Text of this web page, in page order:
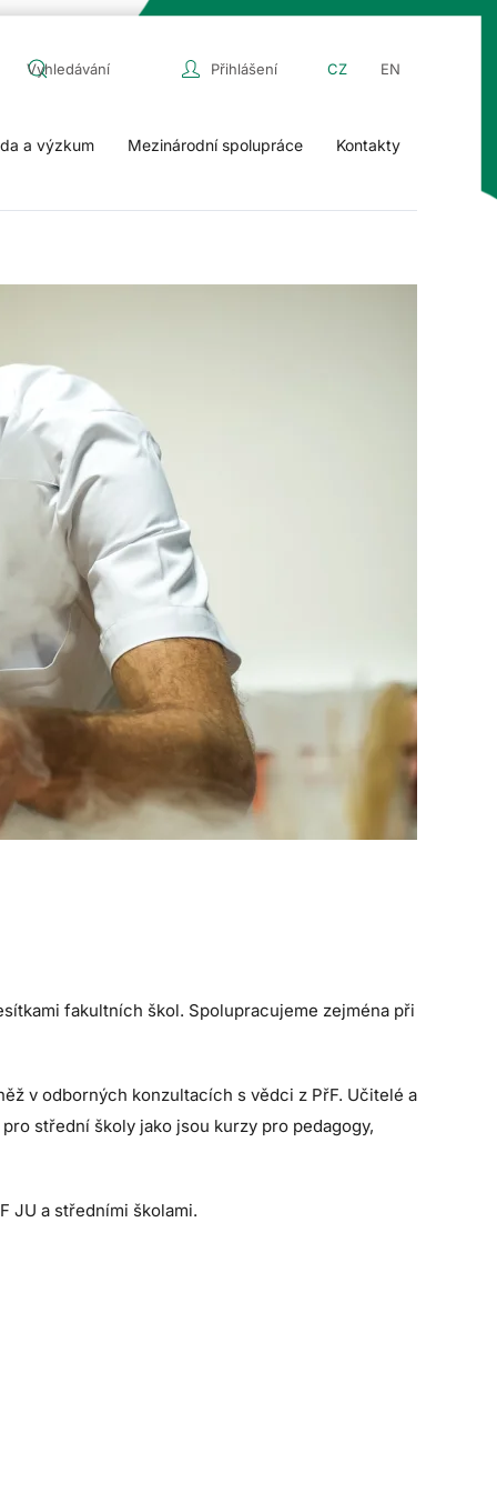
Přihlášení CZ EN
a výzkum Mezinárodní spolupráce Kontakty
fakultních škol. Spolupracujeme zejména při
v odborných konzultacích s vědci z PřF. Učitelé a
střední školy jako jsou kurzy pro pedagogy,
JU a středními školami.